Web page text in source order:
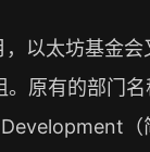
以太坊基金会
。原有的部门
（